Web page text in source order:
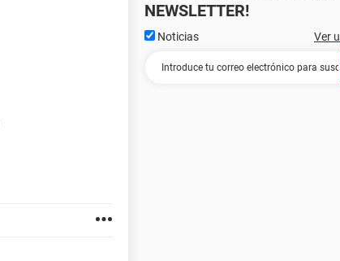
NEWSLETTER!
Noticias Ver